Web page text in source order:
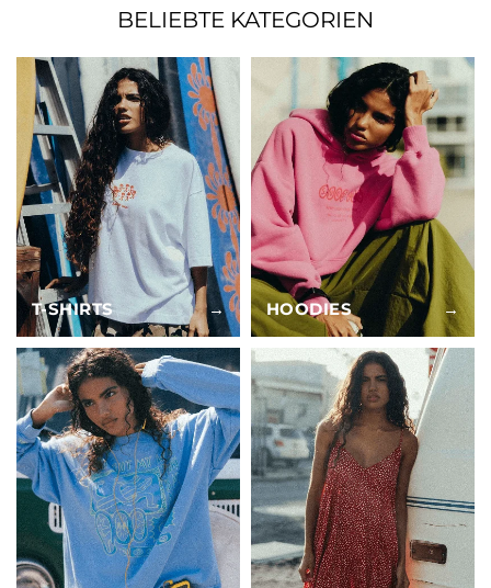
BELIEBTE KATEGORIEN
T-SHIRTS → HOODIES →